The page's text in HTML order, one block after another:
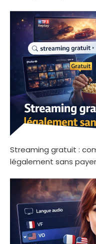
Streaming gratuit :
légalement sans payer